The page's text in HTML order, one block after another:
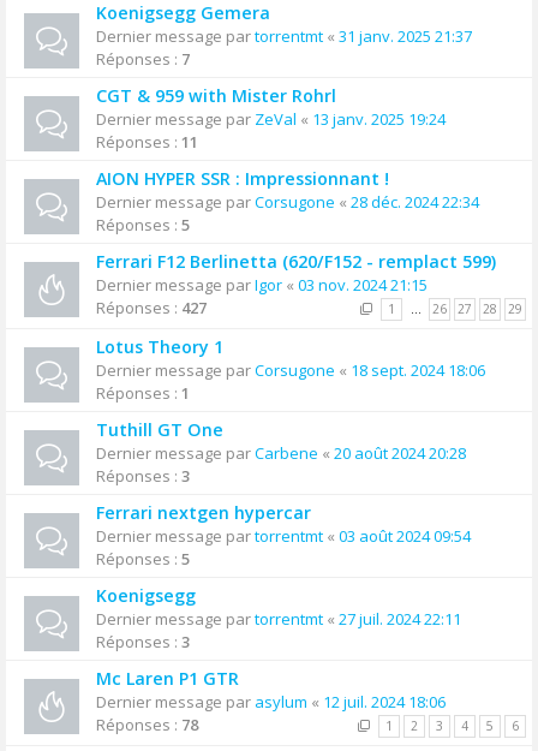
Koenigsegg Gemera
Dernier message partorrentmt « 31 janv. 2025 21:37
Réponses : 7
CGT & 959 with Mister Rohrl
Dernier message par ZeVal « 13 janv. 2025 19:24
Réponses : 11
AION HYPER SSR : Impressionnant !
Dernier message parCorsugone « 28 déc. 2024 22:34
Réponses : 5
Ferrari F12 Berlinetta (620/F152 - remplact 599)
Dernier message parIgor « 03 nov. 2024 21:15
Réponses : 427 1 … 26 27 28 29
Lotus Theory 1
Dernier message parCorsugone « 18 sept. 2024 18:06
Réponses : 1
Tuthill GT One
Dernier message parCarbene « 20 août 2024 20:28
Réponses : 3
Ferrari nextgen hypercar
Dernier message partorrentmt « 03 août 2024 09:54
Réponses : 5
Koenigsegg
Dernier message partorrentmt « 27 juil. 2024 22:11
Réponses : 3
Mc Laren P1 GTR
Dernier message par asylum « 12 juil. 2024 18:06
Réponses : 78 1 2 3 4 5 6